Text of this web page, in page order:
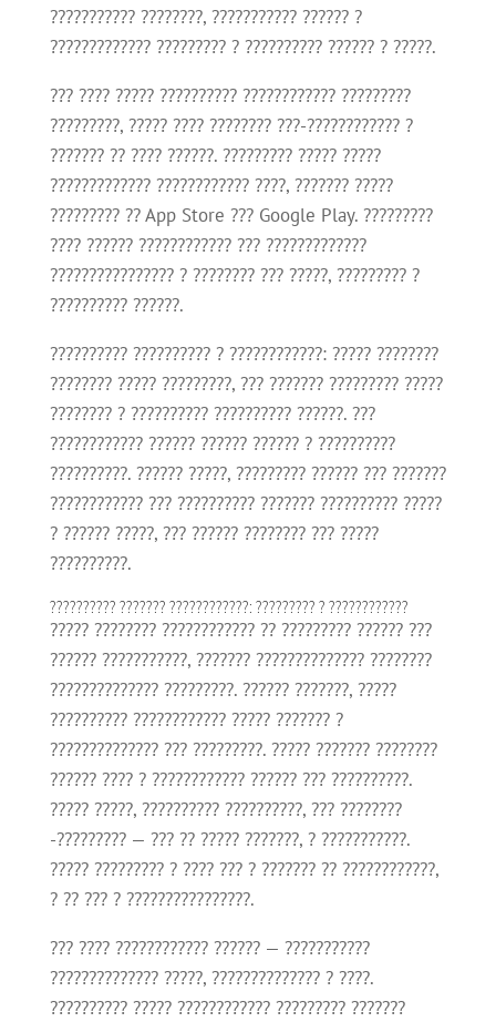
??????????? ????????, ??????????? ?????? ?
????????????? ????????? ? ?????????? ?????? ? ?????.
??? ???? ????? ?????????? ???????????? ?????????
?????????, ????? ???? ???????? ???-???????????? ?
??????? ?? ???? ??????. ????????? ????? ?????
????????????? ???????????? ????, ??????? ?????
????????? ?? App Store ??? Google Play. ?????????
???? ?????? ???????????? ??? ?????????????
???????????????? ? ???????? ??? ?????, ????????? ?
?????????? ??????.
?????????? ?????????? ? ????????????: ????? ????????
???????? ????? ?????????, ??? ??????? ????????? ?????
???????? ? ?????????? ?????????? ??????. ???
???????????? ?????? ?????? ?????? ? ??????????
??????????. ?????? ?????, ????????? ?????? ??? ???????
???????????? ??? ?????????? ??????? ?????????? ?????
? ?????? ?????, ??? ?????? ???????? ??? ?????
??????????.
?????????? ??????? ????????????: ????????? ? ????????????
????? ???????? ???????????? ?? ????????? ?????? ???
?????? ???????????, ??????? ?????????????? ????????
?????????????? ?????????. ?????? ???????, ?????
?????????? ???????????? ????? ??????? ?
?????????????? ??? ?????????. ????? ??????? ????????
?????? ???? ? ???????????? ?????? ??? ??????????.
????? ?????, ?????????? ??????????, ??? ????????
-????????? — ??? ?? ????? ???????, ? ???????????.
????? ????????? ? ???? ??? ? ??????? ?? ????????????,
? ?? ??? ? ????????????????.
??? ???? ???????????? ?????? — ???????????
?????????????? ?????, ?????????????? ? ????.
?????????? ????? ???????????? ????????? ???????